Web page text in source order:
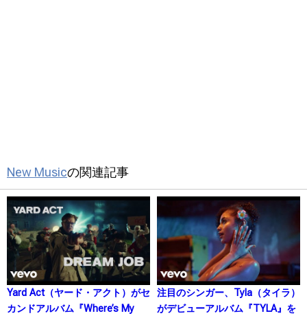
New Musicの関連記事
Yard Act（ヤード・アクト）がセ
カンドアルバム『Where’s My
注目のシンガー、Tyla（タイラ）
がデビューアルバム『TYLA』を